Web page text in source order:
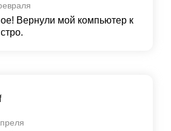
Вернули мой компьютер к